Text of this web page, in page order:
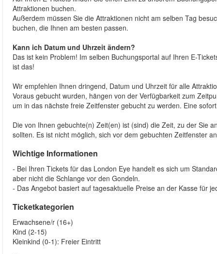
Attraktionen buchen.
Außerdem müssen Sie die Attraktionen nicht am selben Tag
buchen, die Ihnen am besten passen.
Kann ich Datum und Uhrzeit ändern?
Das ist kein Problem! Im selben Buchungsportal auf Ihren E-
ist das!
Wir empfehlen Ihnen dringend, Datum und Uhrzeit für alle
Voraus gebucht wurden, hängen von der Verfügbarkeit zum
um in das nächste freie Zeitfenster gebucht zu werden. Eine
Die von Ihnen gebuchte(n) Zeit(en) ist (sind) die Zeit, zu der Sie
sollten. Es ist nicht möglich, sich vor dem gebuchten Zeitfenster
Wichtige Informationen
- Bei Ihren Tickets für das London Eye handelt es sich um
aber nicht die Schlange vor den Gondeln.
- Das Angebot basiert auf tagesaktuelle Preise an der Kasse für
Ticketkategorien
Erwachsene/r (16+)
Kind (2-15)
Kleinkind (0-1): Freier Eintritt